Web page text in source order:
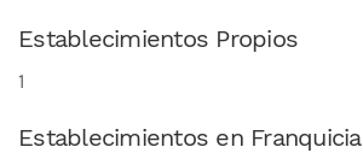
Establecimientos Propios
1
Establecimientos en Franquicia